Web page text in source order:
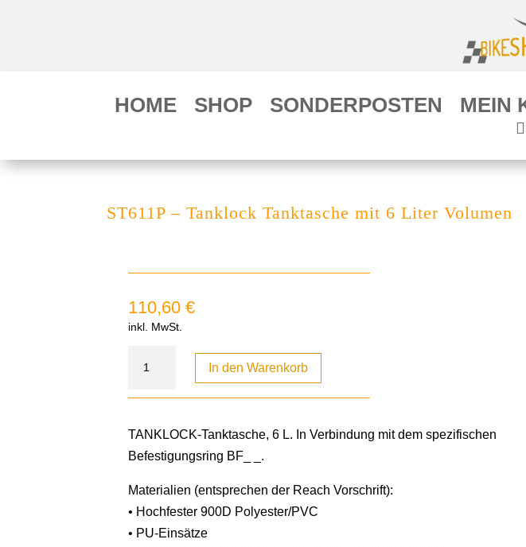
HOME SHOP SONDERPOSTEN MEIN
ST611P – Tanklock Tanktasche mit 6 Liter Volumen
110,60€
inkl. MwSt.
In den Warenkorb
TANKLOCK-Tanktasche, 6 L. In Verbindung mit dem spezifischen
Befestigungsring BF_ _.
Materialien (entsprechen der Reach Vorschrift):
• Hochfester 900D Polyester/PVC
• PU-Einsätze